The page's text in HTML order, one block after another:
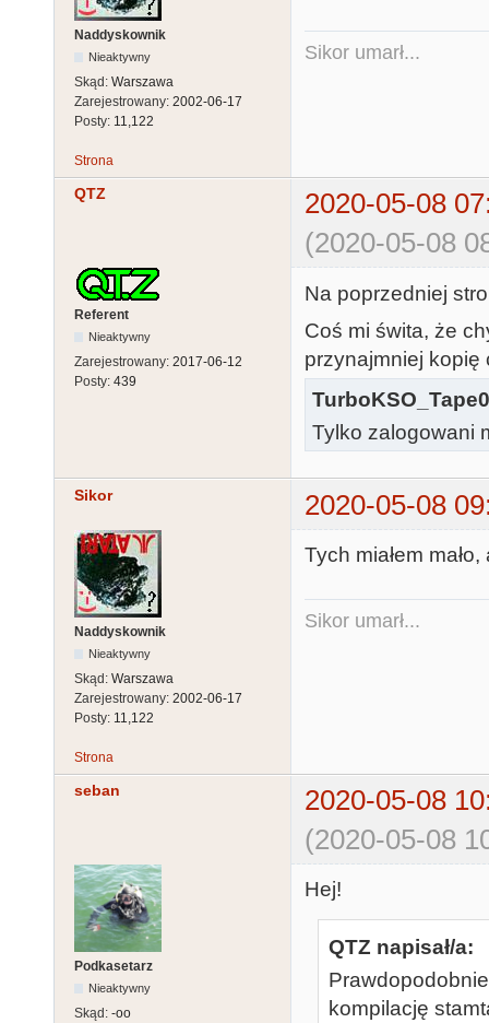
Naddyskownik
Nieaktywny
Skąd: Warszawa
Zarejestrowany: 2002-06-17
Posty: 11,122
Sikor umarł...
Strona
QTZ
2020-05-08
(2020-05-08
Referent
Nieaktywny
Zarejestrowany: 2017-06-12
Posty: 439
Na poprzedniej
Coś mi świta, że
przynajmniej kopię
Tylko zalogowani
Sikor 2020-05-08
Naddyskownik
Nieaktywny
Skąd: Warszawa
Zarejestrowany: 2002-06-17
Posty: 11,122
Tych miałem
Sikor umarł...
Strona
seban
2020-05-08
(2020-05-08
Podkasetarz
Nieaktywny
Skąd: -oo
Hej!
QTZ napisał/a:
kompilację